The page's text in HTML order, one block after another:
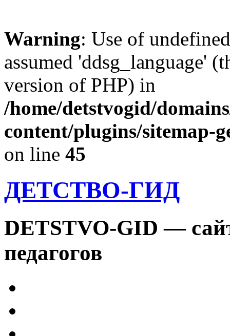
Warning: Use of
assumed 'ddsg_language'
version of PHP) in
/home/detstvogid/
content/plugins/sitemap-
on line 45
ДЕТСТВО-ГИД
DETSTVO-GID —
педагогов